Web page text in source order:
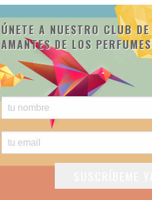
ÚNETE A NUESTRO CLUB DE
AMANTES DE LOS PERFUMES